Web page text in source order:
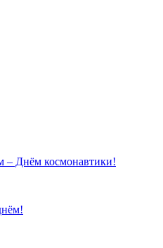
– Днём космонавтики!